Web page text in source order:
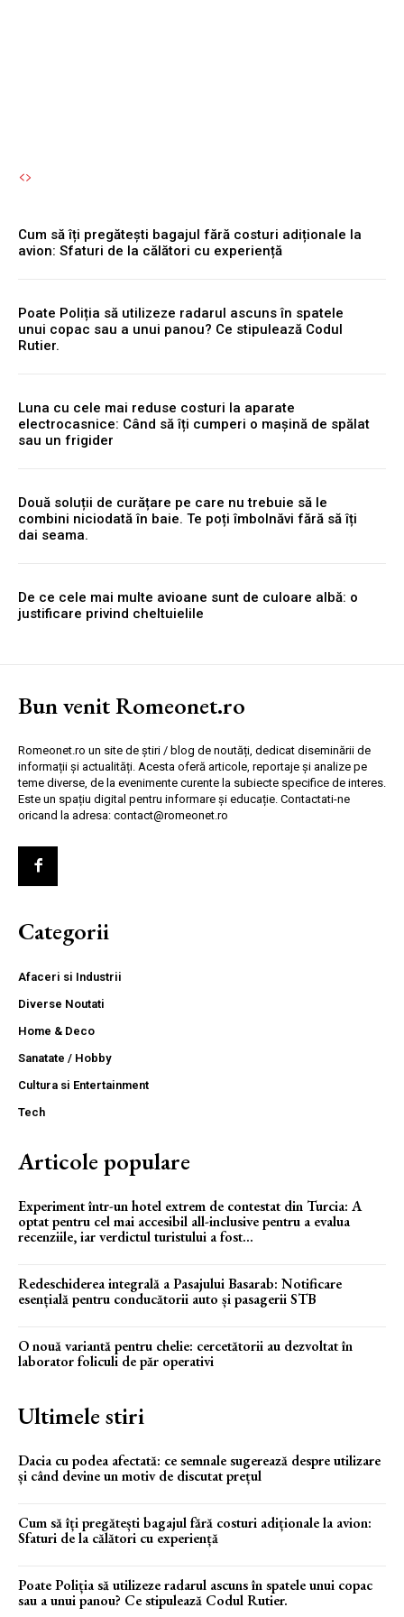
Cum să îți pregătești bagajul fără costuri adiționale la
avion: Sfaturi de la călători cu experiență
Poate Poliția să utilizeze radarul ascuns în spatele
unui copac sau a unui panou? Ce stipulează Codul
Rutier.
Luna cu cele mai reduse costuri la aparate
electrocasnice: Când să îți cumperi o mașină de spălat
sau un frigider
Două soluții de curățare pe care nu trebuie să le
combini niciodată în baie. Te poți îmbolnăvi fără să îți
dai seama.
De ce cele mai multe avioane sunt de culoare albă: o
justificare privind cheltuielile
Bun venit Romeonet.ro
Romeonet.ro un site de știri / blog de noutăți, dedicat diseminării de
informații și actualități. Acesta oferă articole, reportaje și analize pe
teme diverse, de la evenimente curente la subiecte specifice de interes.
Este un spațiu digital pentru informare și educație. Contactati-ne
oricand la adresa: contact@romeonet.ro
Categorii
Afaceri si Industrii
Diverse Noutati
Home & Deco
Sanatate / Hobby
Cultura si Entertainment
Tech
Articole populare
Experiment într-un hotel extrem de contestat din Turcia: A
optat pentru cel mai accesibil all-inclusive pentru a evalua
recenziile, iar verdictul turistului a fost...
Redeschiderea integrală a Pasajului Basarab: Notificare
esențială pentru conducătorii auto și pasagerii STB
O nouă variantă pentru chelie: cercetătorii au dezvoltat în
laborator foliculi de păr operativi
Ultimele stiri
Dacia cu podea afectată: ce semnale sugerează despre utilizare
și când devine un motiv de discutat prețul
Cum să îți pregătești bagajul fără costuri adiționale la avion:
Sfaturi de la călători cu experiență
Poate Poliția să utilizeze radarul ascuns în spatele unui copac
sau a unui panou? Ce stipulează Codul Rutier.